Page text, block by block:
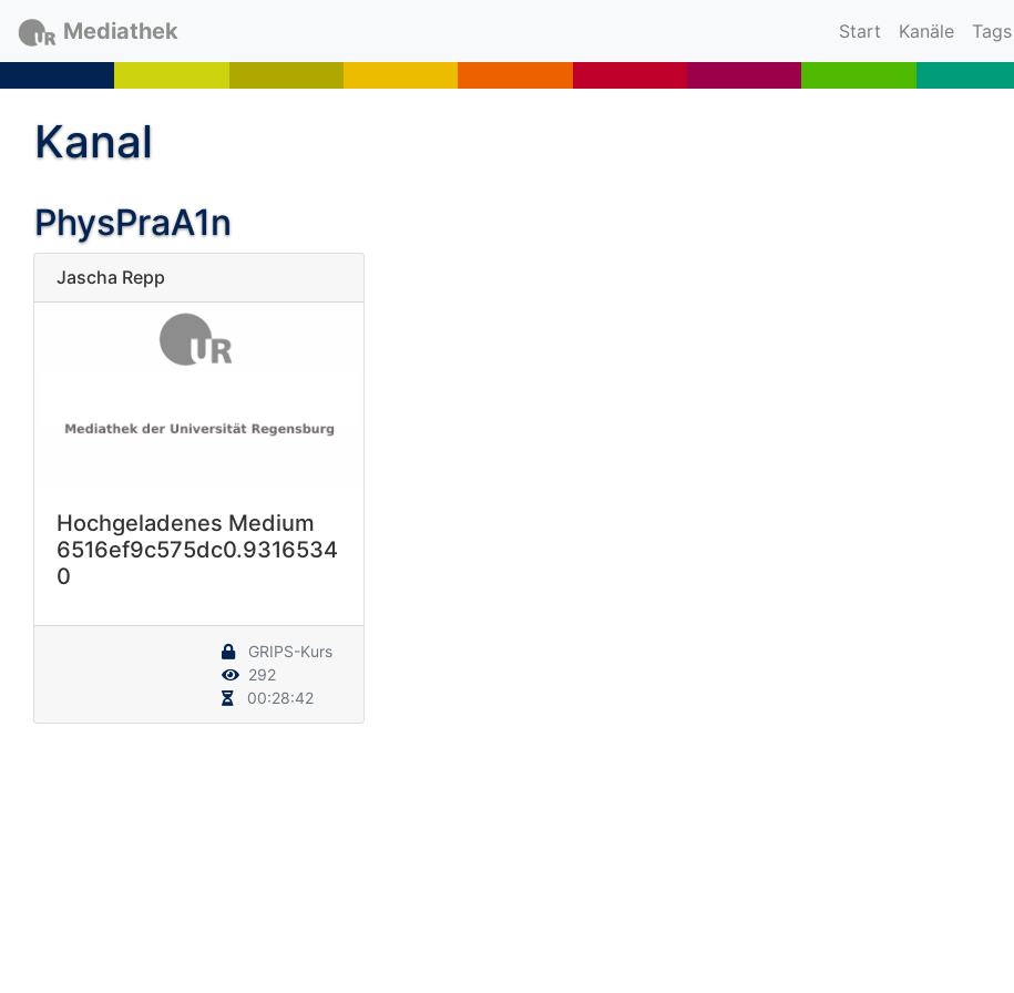
Mediathek Start (current)
Kanäle Tags
Kanal
PhysPraA1n
Jascha Repp
Hochgeladenes Medium
6516ef9c575dc0.9316534
0
GRIPS-Kurs
292
00:28:42